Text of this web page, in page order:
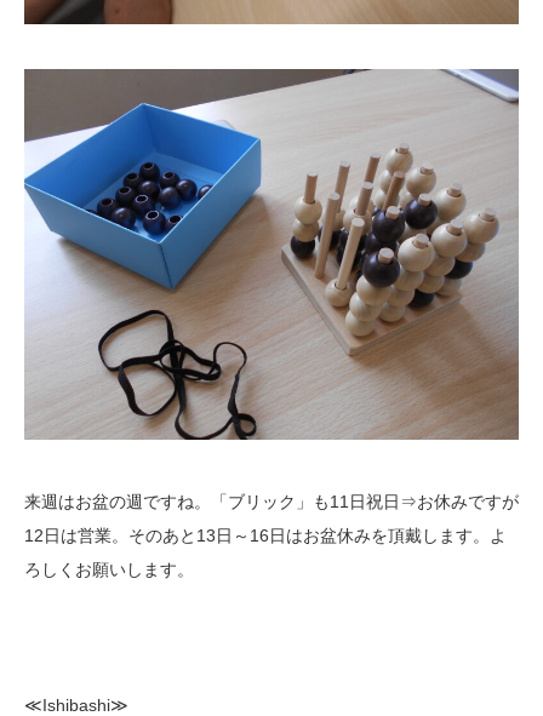
来週はお盆の週ですね。「ブリック」も11日祝日⇒お休みですが
12日は営業。そのあと13日～16日はお盆休みを頂戴します。よ
ろしくお願いします。
≪Ishibashi≫